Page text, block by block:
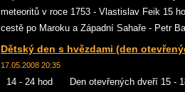
meteoritů v roce 1753 - Vlastislav Feik 15
cestě po Maroku a Západní Sahaře - Petr
Dětský den s hvězdami (den
17.05.2008 20:35
14 - 24 hod Den otevřených dveří 15 -